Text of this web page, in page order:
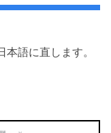
語に直します。